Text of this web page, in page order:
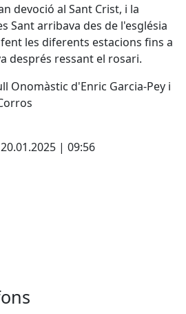
devoció al Sant Crist, i la
Sant arribava des de l'església
les diferents estacions fins a
després ressant el rosari.
Onomàstic d'Enric Garcia-Pey i
| 09:56